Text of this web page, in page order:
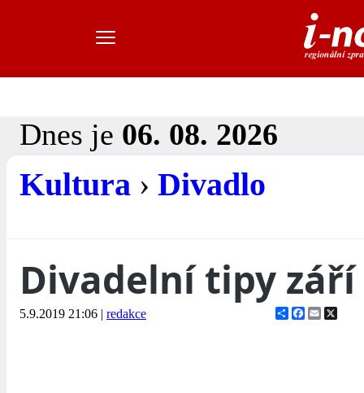
Dnes je 06. 08. 2026
Kultura › Divadlo
Divadelní tipy září
5.9.2019 21:06 | redakce ShareFacebook
Email